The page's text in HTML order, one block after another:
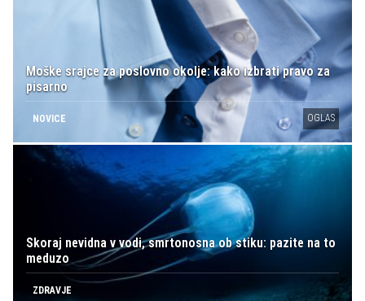
Moške srajce za poslovno okolje: kako izbrati pravo za
pisarno
NOVICE OGLAS
Skoraj nevidna v vodi, smrtonosna ob stiku: pazite na to
meduzo
ZDRAVJE